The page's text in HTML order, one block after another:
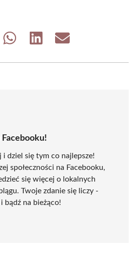
Share
Share
Share
Facebooku!
dziel się tym co najlepsze!
społeczności na Facebooku,
się więcej o lokalnych
Twoje zdanie się liczy -
bądź na bieżąco!